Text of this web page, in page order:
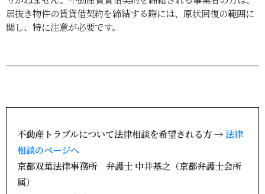
居抜き物件の賃貸借契約を締結する際には、原状回復の範囲に
関し、特に注意が必要です。
不動産トラブルについて法律相談を希望される方 → 法律
相談のページへ
京都双葉法律事務所 弁護士 中井基之（京都弁護士会所
属）